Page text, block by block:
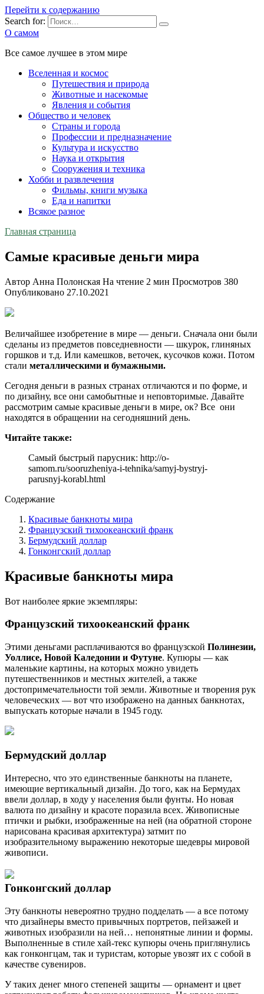
Перейти к содержанию
Search for:
О самом
Все самое лучшее в этом мире
Вселенная и космос
Путешествия и природа
Животные и насекомые
Явления и события
Общество и человек
Страны и города
Профессии и предназначение
Культура и искусство
Наука и открытия
Сооружения и техника
Хобби и развлечения
Фильмы, книги музыка
Еда и напитки
Всякое разное
Главная страница
Самые красивые деньги мира
Автор Анна Полонская На чтение 2 мин Просмотров 380
Опубликовано 27.10.2021
Величайшее изобретение в мире — деньги. Сначала они были
сделаны из предметов повседневности — шкурок, глиняных
горшков и т.д. Или камешков, веточек, кусочков кожи. Потом
стали металлическими и бумажными.
Сегодня деньги в разных странах отличаются и по форме, и
по дизайну, все они самобытные и неповторимые. Давайте
рассмотрим самые красивые деньги в мире, ок? Все они
находятся в обращении на сегодняшний день.
Читайте также:
Самый быстрый парусник: http://o-
samom.ru/sooruzheniya-i-tehnika/samyj-bystryj-
parusnyj-korabl.html
Содержание
Красивые банкноты мира
Французский тихоокеанский франк
Бермудский доллар
Гонконгский доллар
Красивые банкноты мира
Вот наиболее яркие экземпляры:
Французский тихоокеанский франк
Этими деньгами расплачиваются во французской Полинезии,
Уоллисе, Новой Каледонии и Футуне. Купюры — как
маленькие картины, на которых можно увидеть
путешественников и местных жителей, а также
достопримечательности той земли. Животные и творения рук
человеческих — вот что изображено на данных банкнотах,
выпускать которые начали в 1945 году.
Бермудский доллар
Интересно, что это единственные банкноты на планете,
имеющие вертикальный дизайн. До того, как на Бермудах
ввели доллар, в ходу у населения были фунты. Но новая
валюта по дизайну и красоте поразила всех. Живописные
птички и рыбки, изображенные на ней (на обратной стороне
нарисована красивая архитектура) затмит по
изобразительному выражению некоторые шедевры мировой
живописи.
Гонконгский доллар
Эту банкноты невероятно трудно подделать — а все потому
что дизайнеры вместо привычных портретов, пейзажей и
животных изобразили на ней… непонятные линии и формы.
Выполненные в стиле хай-текс купюры очень приглянулись
как гонконгцам, так и туристам, которые увозят их с собой в
качестве сувениров.
У таких денег много степеней защиты — орнамент и цвет